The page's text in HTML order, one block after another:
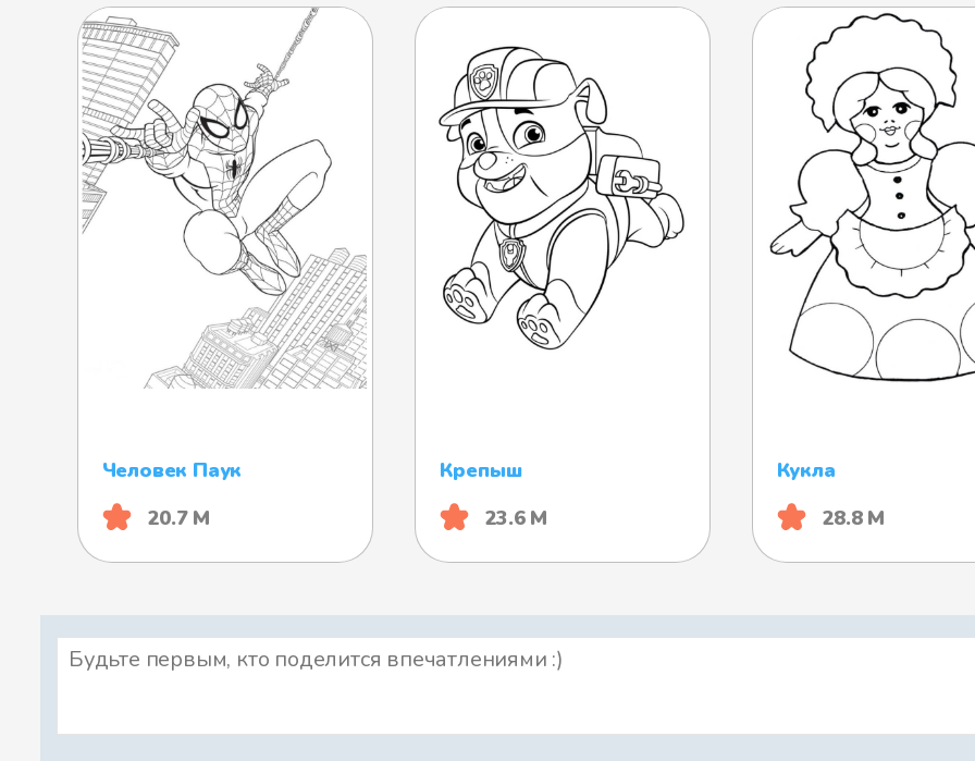
Человек Паук
20.7 М
Крепыш
23.6 М
Кукла
28.8 М